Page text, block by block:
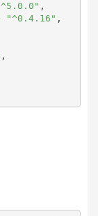
,
"^0.4.16" ,
,